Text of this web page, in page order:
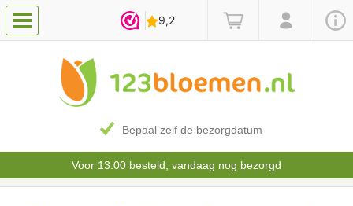
Bepaal zelf de bezorgdatum
Voor 13:00 besteld, vandaag nog bezorgd